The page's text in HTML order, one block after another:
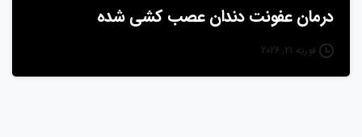
درمان عفونت دندان عصب‌ کشی شده
فوریه 21, 2026